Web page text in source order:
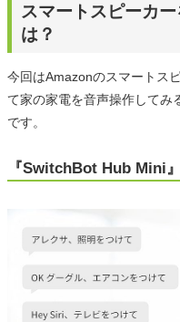
スマートスピーカ
は？
今回はAmazonのスマートス
て家の家電を音声操作してみ
です。
『SwitchBot Hub Mini